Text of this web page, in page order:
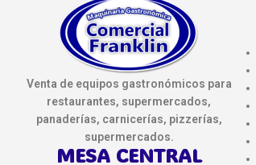
Venta de equipos gastronómicos para
restaurantes, supermercados,
panaderías, carnicerías, pizzerías,
supermercados.
MESA CENTRAL